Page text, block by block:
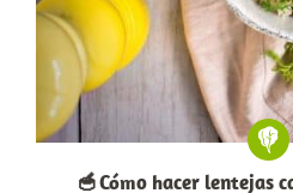
🥣 Cómo hacer lentejas